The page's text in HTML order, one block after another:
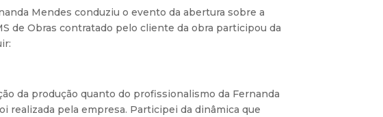
Mendes conduziu o evento da abertura sobre a
de Obras contratado pelo cliente da obra participou da
da produção quanto do profissionalismo da Fernanda
realizada pela empresa. Participei da dinâmica que